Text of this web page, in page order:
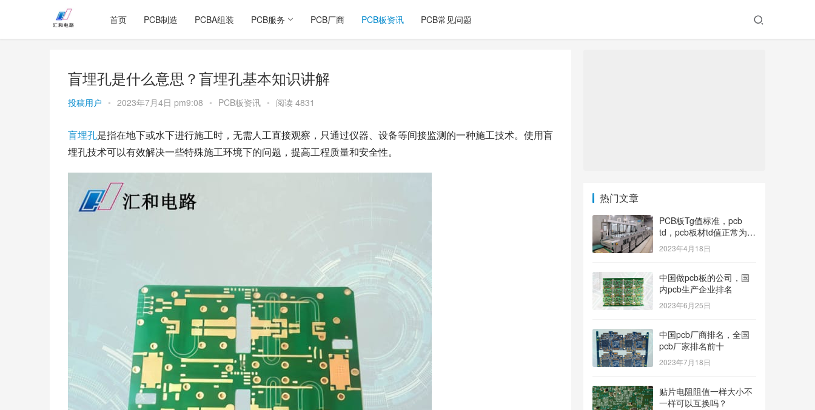
首页 PCB制造 PCBA组装 PCB服务 PCB厂商 PCB板资讯 PCB常见问题
盲埋孔是什么意思？盲埋孔基本知识讲解
投稿用户 • 2023年7月4日 pm9:08 • PCB板资讯 • 阅读 4831
盲埋孔是指在地下或水下进行施工时，无需人工直接观察，只通过仪器、设备等间接监测的一种施工技术。使用盲
埋孔技术可以有效解决一些特殊施工环境下的问题，提高工程质量和安全性。
热门文章
PCB板Tg值标准，pcb
td，pcb板材td值正常为多
少？
2023年4月18日
中国做pcb板的公司，国
内pcb生产企业排名
2023年6月25日
中国pcb厂商排名，全国
pcb厂家排名前十
2023年7月18日
贴片电阻阻值一样大小不
一样可以互换吗？